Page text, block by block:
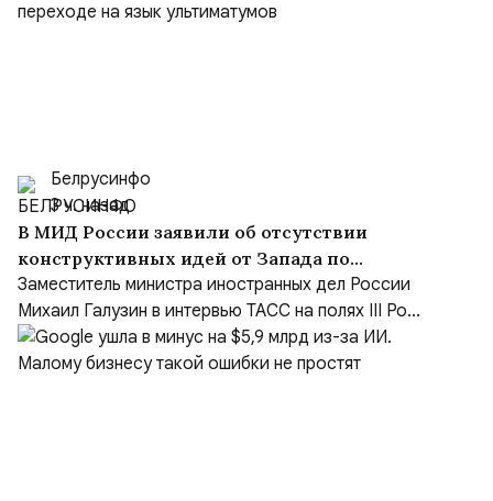
Белрусинфо
3 ч. назад
В МИД России заявили об отсутствии
конструктивных идей от Запада по
Украине и переходе на язык ультиматумов
Заместитель министра иностранных дел России
Михаил Галузин в интервью ТАСС на полях III Ро...